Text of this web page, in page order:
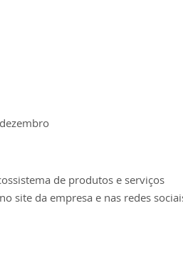
de produtos e serviços
site da empresa e nas redes